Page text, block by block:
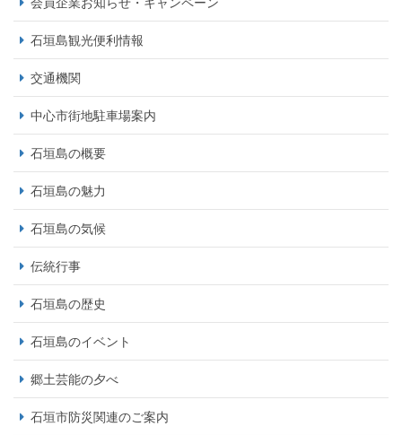
石垣島観光便利情報
交通機関
中心市街地駐車場案内
石垣島の概要
石垣島の魅力
石垣島の気候
伝統行事
石垣島の歴史
石垣島のイベント
郷土芸能の夕べ
石垣市防災関連のご案内